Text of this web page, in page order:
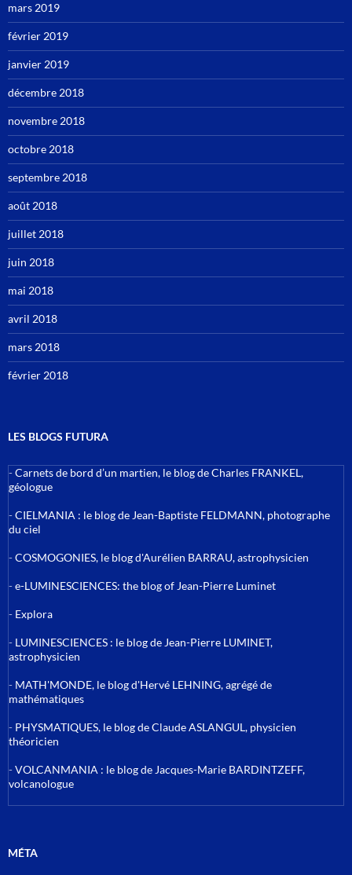
mars 2019
février 2019
janvier 2019
décembre 2018
novembre 2018
octobre 2018
septembre 2018
août 2018
juillet 2018
juin 2018
mai 2018
avril 2018
mars 2018
février 2018
LES BLOGS FUTURA
-Carnets de bord d’un martien, le blog de Charles FRANKEL,
géologue
-CIELMANIA : le blog de Jean-Baptiste FELDMANN, photographe
du ciel
-COSMOGONIES, le blog d'Aurélien BARRAU, astrophysicien
-e-LUMINESCIENCES: the blog of Jean-Pierre Luminet
- Explora
- LUMINESCIENCES : le blog de Jean-Pierre LUMINET,
astrophysicien
- MATH'MONDE, le blog d'Hervé LEHNING, agrégé de
mathématiques
- PHYSMATIQUES, le blog de Claude ASLANGUL, physicien
théoricien
-VOLCANMANIA : le blog de Jacques-Marie BARDINTZEFF,
volcanologue
MÉTA